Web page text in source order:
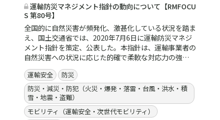
運輸防災マネジメント指針の動向について【RMFOCU
S 第80号】
全国的に自然災害が頻発化、激甚化している状況を踏ま
え、国土交通省では、2020年7月6日に運輸防災マネジ
メント指針を策定、公表した。本指針は、運輸事業者の
自然災害への状況に応じた的確で柔軟な対応力の強…
運輸安全
防災
防災・減災・防犯（火災・爆発・落雷・台風・洪水・積
雪・地震・盗難）
モビリティ（運輸安全・次世代モビリティ）